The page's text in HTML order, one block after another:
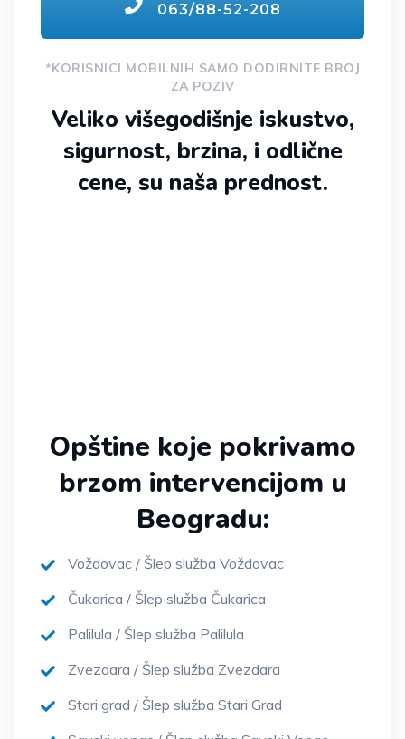
063/88-52-208
*KORISNICI MOBILNIH SAMO DODIRNITE BROJ
ZA POZIV
Veliko višegodišnje iskustvo,
sigurnost, brzina, i odlične
cene, su naša prednost.
Opštine koje pokrivamo
brzom intervencijom u
Beogradu:
Voždovac / Šlep služba Voždovac
Čukarica / Šlep služba Čukarica
Palilula / Šlep služba Palilula
Zvezdara / Šlep služba Zvezdara
Stari grad / Šlep služba Stari Grad